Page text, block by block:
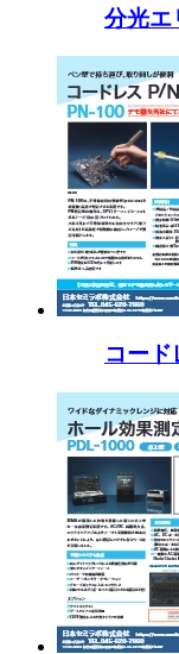
分光エ
コード